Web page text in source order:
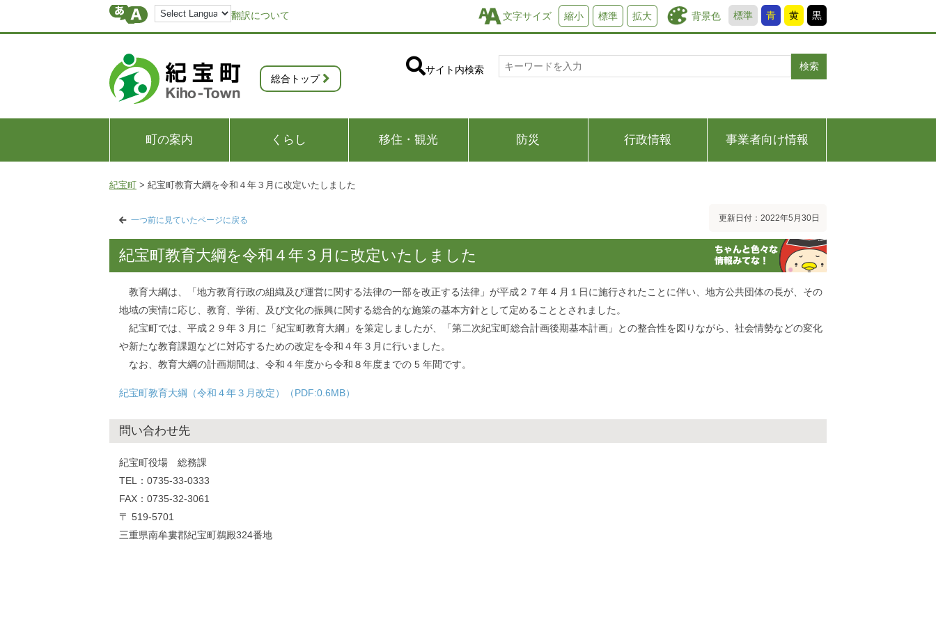
翻訳について 背景色 標準 青 黄 黒
文字サイズ 縮小 標準 拡大
総合トップ
サイト内検索 検索
町の案内 くらし 移住・観光 防災 行政情報 事業者向け情報
紀宝町 > 紀宝町教育大綱を令和４年３月に改定いたしました
一つ前に見ていたページに戻る 更新日付：2022年5月30日
紀宝町教育大綱を令和４年３月に改定いたしました
教育大綱は、「地方教育行政の組織及び運営に関する法律の一部を改正する法律」が平成２７年 4 月１日に施行されたことに伴い、地方公共団体の長が、その
地域の実情に応じ、教育、学術、及び文化の振興に関する総合的な施策の基本方針として定めることとされました。
紀宝町では、平成２９年 3 月に「紀宝町教育大綱」を策定しましたが、「第二次紀宝町総合計画後期基本計画」との整合性を図りながら、社会情勢などの変化
や新たな教育課題などに対応するための改定を令和４年３月に行いました。
なお、教育大綱の計画期間は、令和４年度から令和８年度までの 5 年間です。
紀宝町教育大綱（令和４年３月改定）（PDF:0.6MB）
問い合わせ先
紀宝町役場 総務課
TEL：0735-33-0333
FAX：0735-32-3061
〒 519-5701
三重県南牟婁郡紀宝町鵜殿324番地